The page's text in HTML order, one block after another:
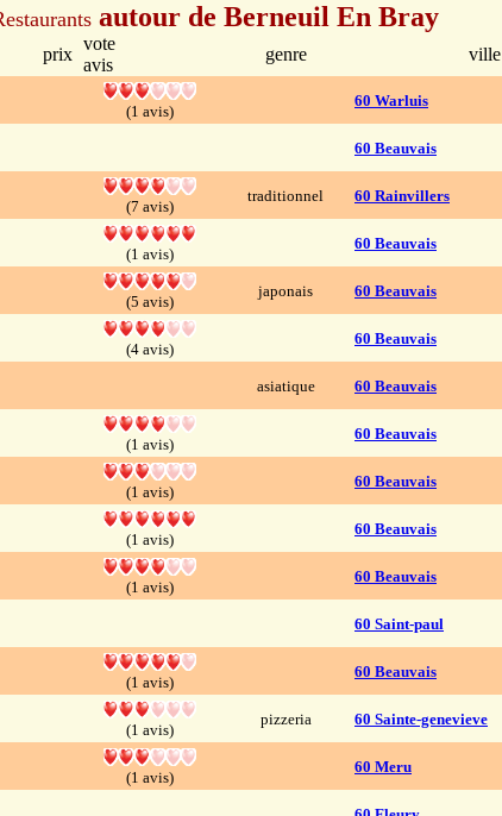
autour de Berneuil En Bray
prix
vote
avis
genre
ville
(1 avis)
60 Warluis
60 Beauvais
(7 avis)
traditionnel 60 Rainvillers
(1 avis)
60 Beauvais
(5 avis)
japonais 60 Beauvais
(4 avis)
60 Beauvais
asiatique 60 Beauvais
(1 avis)
60 Beauvais
(1 avis)
60 Beauvais
(1 avis)
60 Beauvais
(1 avis)
60 Beauvais
60 Saint-paul
(1 avis)
60 Beauvais
(1 avis)
pizzeria 60 Sainte-genevieve
(1 avis)
60 Meru